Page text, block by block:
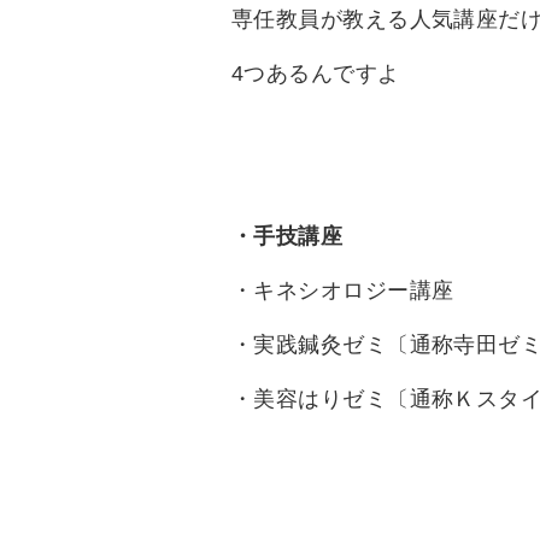
専任教員が教える人気講座だ
4つあるんですよ
・手技講座
・キネシオロジー講座
・実践鍼灸ゼミ〔通称寺田ゼミ
・美容はりゼミ〔通称Ｋスタイ